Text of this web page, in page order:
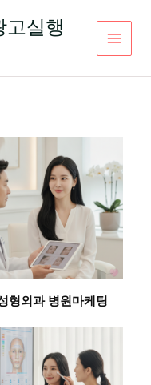
실행
형외과 병원마케팅